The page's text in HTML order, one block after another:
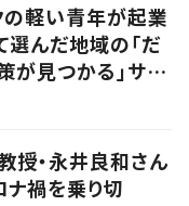
の軽い青年が起業
選んだ地域の「だ
が見つかる」サイ
授・永井良和さん
禍を乗り切